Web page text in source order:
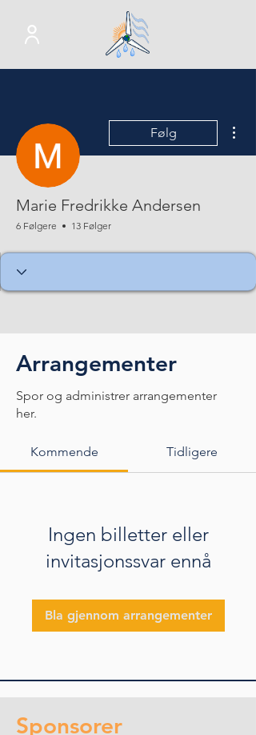
Følg
Marie Fredrikke Andersen
6 Følgere 13 Følger
Arrangementer
Spor og administrer arrangementer
her.
Kommende Tidligere
Ingen billetter eller
invitasjonssvar ennå
Bla gjennom arrangementer
Sponsorer